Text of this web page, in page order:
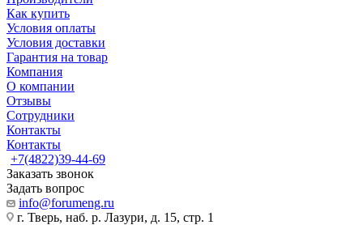
Как купить
Условия оплаты
Условия доставки
Гарантия на товар
Компания
О компании
Отзывы
Сотрудники
Контакты
Контакты
+7(4822)39-44-69
Заказать звонок
Задать вопрос
info@forumeng.ru
г. Тверь, наб. р. Лазури, д. 15, стр. 1